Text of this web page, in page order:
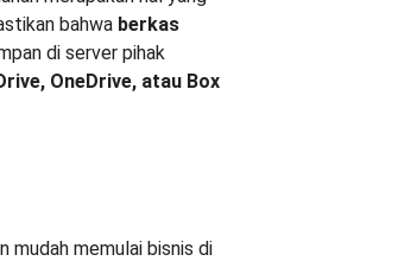
bahwa berkas
di server pihak
OneDrive, atau Box
mudah memulai bisnis di